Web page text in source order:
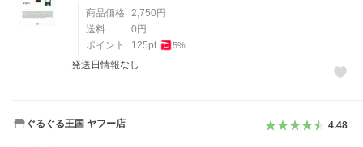
商品価格 2,750 円
送料
0 円
ポイント
125pt 5%
発送日情報なし
ぐるぐる王国 ヤフー店 4.48